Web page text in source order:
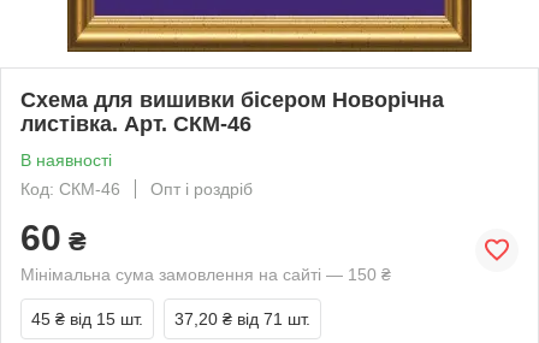
Схема для вишивки бісером Новорічна
листівка. Арт. СКМ-46
В наявності
Код: СКМ-46
Опт і роздріб
60 ₴
Мінімальна сума замовлення на сайті — 150 ₴
45 ₴ від 15 шт. 37,20 ₴ від 71 шт.